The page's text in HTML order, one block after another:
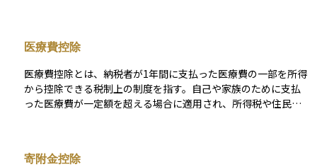
了するケースが多くなります。ただし、個人事業主や一定の副
収入がある人は、源泉徴収された金額を基に確定申告が必要に
なることがあります。 また、配当金や利子の源泉徴収税率は原
則20.315%（所得税15.315%＋住民税5%）ですが、金融商品
によって異なる場合があるため、事前に確認が必要です。
医療費控除
医療費控除とは、納税者が1年間に支払った医療費の一部を所得
から控除できる税制上の制度を指す。自己や家族のために支払
った医療費が一定額を超える場合に適用され、所得税や住民税
寄附金控除